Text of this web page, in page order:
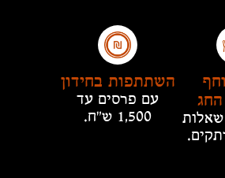
שאלות
השתתפות בחידון
עם פרסים עד
1,500 ש"ח.